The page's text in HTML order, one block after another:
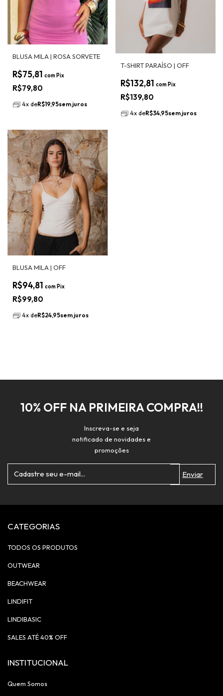
BLUSA MILA | ROSA SORVETE
R$79,80
R$75,81 comPix
4x deR$19,95sem juros
T-SHIRT PARAÍSO | OFF
R$139,80
R$132,81 com Pix
4x deR$34,95sem juros
BLUSA MILA | OFF
R$99,80
R$94,81 comPix
4x deR$24,95sem juros
10% OFF NA PRIMEIRA COMPRA!!
Inscreva-se e seja
notificado de novidades e
promoções
CATEGORIAS
TODOS OS PRODUTOS
OUTWEAR
BEACHWEAR
LINDIFIT
LINDIBASIC
SALES ATÉ 40% OFF
INSTITUCIONAL
Quem Somos